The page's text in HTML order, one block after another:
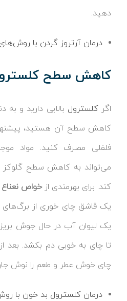
دهید.
درمان آرتروز گردن با
کاهش سطح
اگرکلسترول بالایی دارید و به
کاهش سطح آن هستید،
فلفلی مصرف کنید. مواد
می‌تواند به کاهش سطح
کند. برای بهر‌مندی ازخواص نعناع
یک قاشق چای خوری از
یک لیوان آب در حال جوش
تا چای به خوبی دم بکشد. بعد
چای خوش عطر و طعم را نوش
درمان کلسترول بد خون با